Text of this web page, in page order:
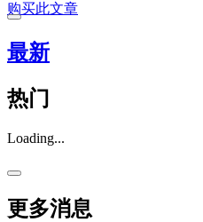
购买此文章
最新
热门
Loading...
更多消息